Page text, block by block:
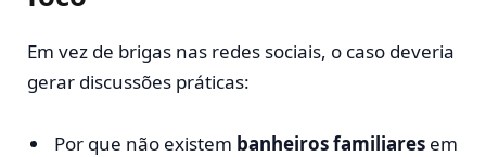
Em vez de brigas nas redes sociais, o caso deveria
gerar discussões práticas:
Por que não existem banheiros familiares em